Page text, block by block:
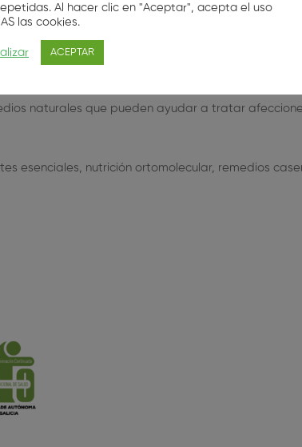
está formada y que probióticos nos pueden
naturales que pueden ayudar a tratar
esenciales, nutrición ortomolecular, remedios
Al hacer clic en "Aceptar", acepta el uso
las cookies.
ACEPTAR